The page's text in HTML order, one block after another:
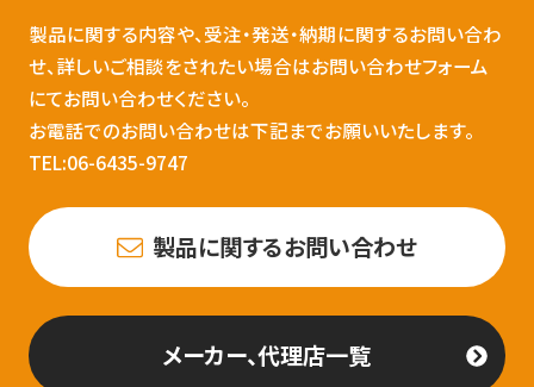
製品に関する内容や、受注・発送・納期に関するお問い合わ
せ、詳しいご相談をされたい場合はお問い合わせフォーム
にてお問い合わせください。
お電話でのお問い合わせは下記までお願いいたします。
TEL:06-6435-9747
製品に関するお問い合わせ
メーカー、代理店一覧